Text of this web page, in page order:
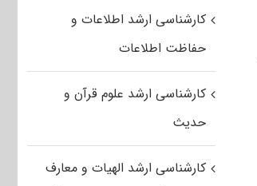
کارشناسی ارشد اطلاعات و
حفاظت اطلاعات
کارشناسی ارشد علوم قرآن و
حدیث
کارشناسی ارشد الهیات و معارف